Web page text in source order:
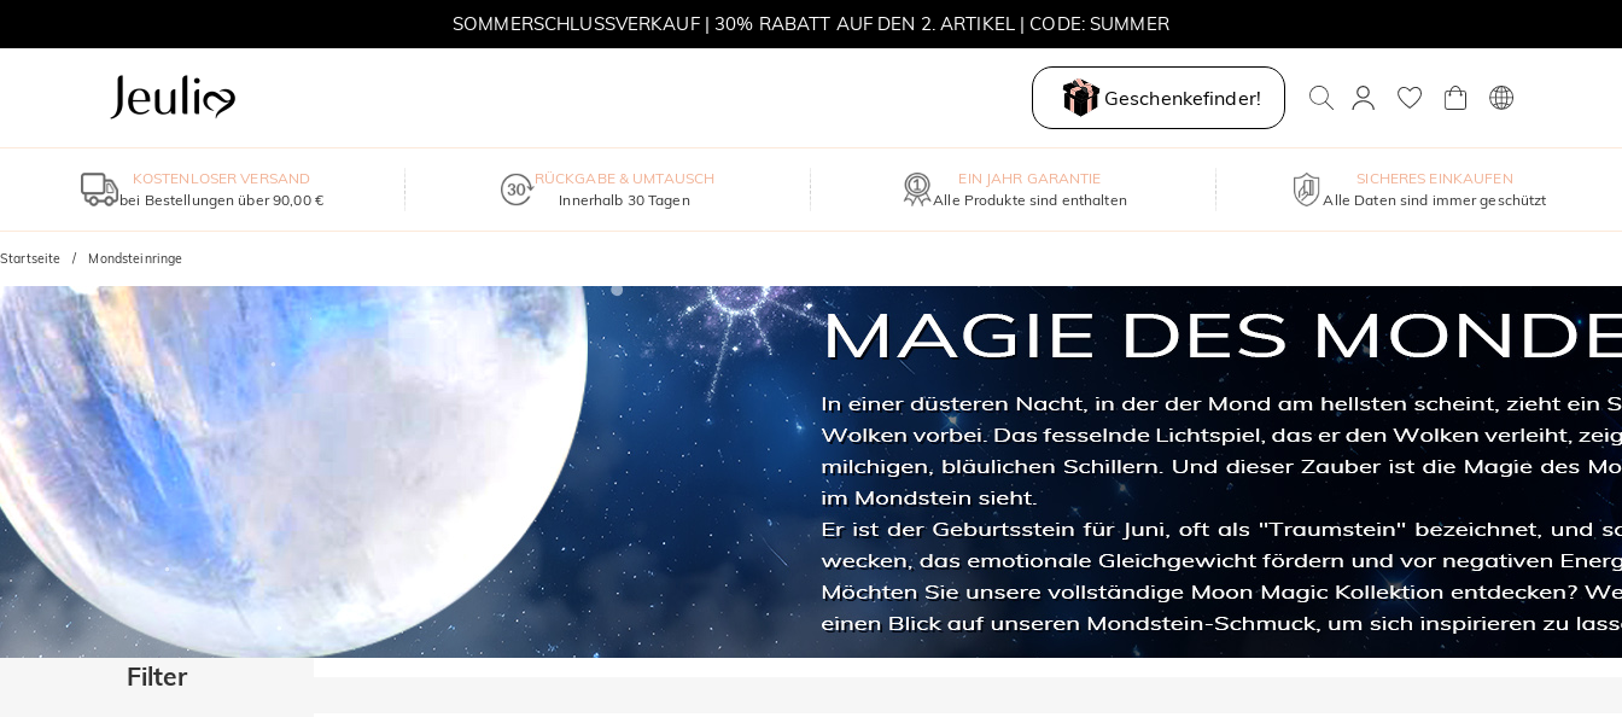
SOMMERSCHLUSSVERKAUF | 30% RABATT AUF DEN 2. ARTIKEL | CODE: SUMMER
Geschenkefinder!
KOSTENLOSER VERSAND
bei Bestellungen über 90,00 €
RÜCKGABE & UMTAUSCH
Innerhalb 30 Tagen
EIN JAHR GARANTIE
Alle Produkte sind enthalten
SICHERES EINKAUFEN
Alle Daten sind immer geschützt
Startseite Mondsteinringe
Filter